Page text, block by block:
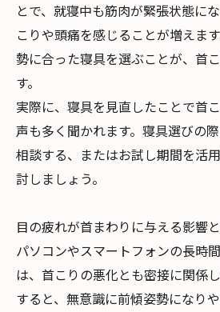
とで、就寝中も筋肉が緊張状態に
こりや頭痛を感じることが増えま
勢に合った寝具を選ぶことが、首
す。
実際に、寝具を見直したことで首
声も多く聞かれます。寝具選びの
相談する、またはお試し期間を活
討しましょう。
目の疲れが首まわりに与える影響
パソコンやスマートフォンの長時
は、首こりの悪化とも密接に関係
すると、無意識に前傾姿勢になり